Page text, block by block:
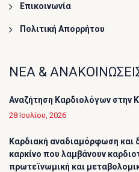
Επικοινωνία
Πολιτική Απορρήτου
ΝΕΑ &
Αναζήτηση Καρδιολόγων στην
28 Ιουλίου, 2026
Καρδιακή αναδιαμόρφωση και
καρκίνο που λαμβάνουν
πρωτεϊνωμική και